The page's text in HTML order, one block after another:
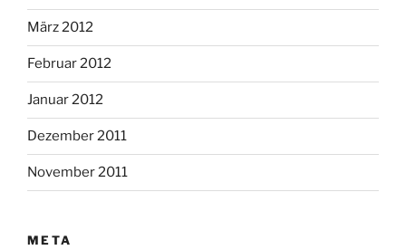
März 2012
Februar 2012
Januar 2012
Dezember 2011
November 2011
META